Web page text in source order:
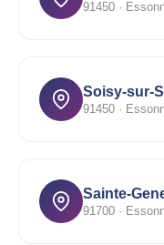
91450 ·
Soisy-sur-
91450 ·
Sainte-
91700 ·